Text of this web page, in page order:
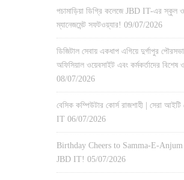
পচামাড়িয়া ডিগ্রি কলেজে JBD IT-এর স্কুল
ম্যানেজমেন্ট সফটওয়্যার! 09/07/2026
ডিজিটাল সেবায় একধাপ এগিয়ে দুর্গাপুর
অফিসিয়াল ওয়েবসাইট এবং কর্মকর্তাদের বিশেষ
08/07/2026
বেসিক কম্পিউটার কোর্স রাজশাহী | সেরা আইটি
IT 06/07/2026
Birthday Cheers to Samma-E-
JBD IT! 05/07/2026